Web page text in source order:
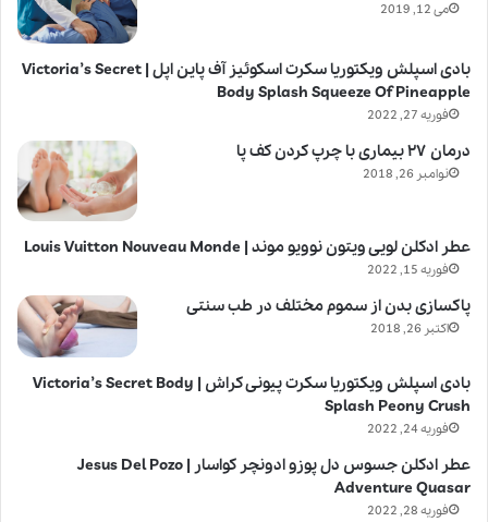
می 12, 2019
بادی اسپلش ویکتوریا سکرت اسکوئیز آف پاین اپل | Victoria’s Secret
Body Splash Squeeze Of Pineapple
فوریه 27, 2022
درمان ۲۷ بیماری با چرپ کردن کف پا
نوامبر 26, 2018
عطر ادکلن لویی ویتون نوویو موند | Louis Vuitton Nouveau Monde
فوریه 15, 2022
پاکسازی بدن از سموم مختلف در طب سنتی
اکتبر 26, 2018
بادی اسپلش ویکتوریا سکرت پیونی کراش | Victoria’s Secret Body
Splash Peony Crush
فوریه 24, 2022
عطر ادکلن جسوس دل پوزو ادونچر کواسار | Jesus Del Pozo
Adventure Quasar
فوریه 28, 2022